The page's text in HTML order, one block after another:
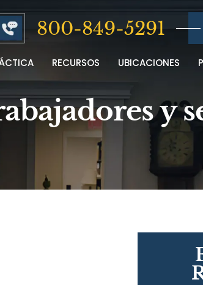
800-849-5291
RECURSOS UBICACIONES
y